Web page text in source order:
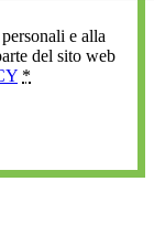
e alla
del sito web
*